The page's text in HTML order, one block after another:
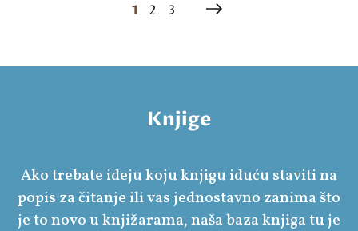
1 2 3
Knjige
Ako trebate ideju koju knjigu iduću staviti na
popis za čitanje ili vas jednostavno zanima što
je to novo u knjižarama, naša baza knjiga tu je